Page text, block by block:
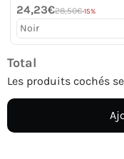
24,23€28,50€-15%
Total
Les produits cochés